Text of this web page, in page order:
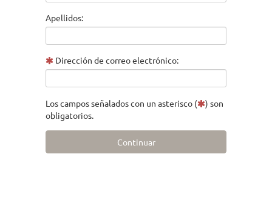
Apellidos:
Dirección de correo electrónico:
Los campos señalados con un asterisco (
) son
obligatorios.